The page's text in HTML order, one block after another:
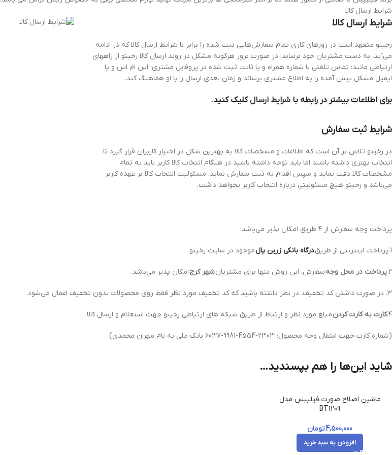
شرایط ارسال کالا
شرایط ارسال کالا
رخینو متعهد است در روزهای کاری تمام سفارش‌هایی ثبت شده را برابر با شرایط ارسال کالا که در ادامه
می‌آید، به دست مشتریان خود برساند. در صورت بروز هرگونه مشکل در روند ارسال کالا رخینو از راههای
ارتباطی مانند: تماس تلفنی با شماره همراه و یا ثابت ثبت شده در پروفایل مشتری؛ اس ام اس و یا
ایمیل مشکل پیش آمده را به اطلاع مشتری برساند و زمان بعدی ارسال را با او هماهنگ کند.
برای اطلاعات بیشتر در رابطه با شرایط ارسال کلیک کنید.
شرایط ثبت سفارش
در رخینو تلاش بر آن است که اطلاعات و مشخصات کالا به بهترین شکل در اختیار کاربران قرار گیرد تا
انتخاب بهتری داشته باشند اما باید توجه داشته باشید در هنگام انتخاب کالا کاربر باید به تمام
مشخصات کالا دقت نماید و سپس اقدام به ثبت سفارش نماید. مسئولیت انتخاب کالا بر عهده کاربر
می‌باشد و رخینو هیچ مسئولیتی درباره انتخاب کاربر نخواهد داشت.
پرداخت وجه سفارش از ۴ طریق امکان پذیر می‌باشد:
1.پرداخت اینترنتی از طریق درگاه‌ بانکی زرین پالموجود در سایت رخینو
۲. پرداخت در محل وجهسفارش، این روش تنها برای مشتریانشهر کرجامکان پذیر می‌باشد.
۳. در صورت داشتن کد تخفیف، در نظر داشته باشید که کد تخفیف مورد نظر فقط روی محصولات بدون تخفیف اعمال می‌شود.
۴.کارت به کارت کردنمبلغ مورد نظر و ارتباط از طریق شبکه های ارتباطی رخینو جهت استعلام و ارسال کالا.
(شماره کارت جهت انتقال وجه محصول: 2303-4554-9981-6037 بانک ملی به نام مهران محمدی)
شاید این‌ها را هم بپسندید…
ماشین اصلاح صورت فیلیپس مدل
BT1209
4,500,000تومان
افزودن به سبد خرید